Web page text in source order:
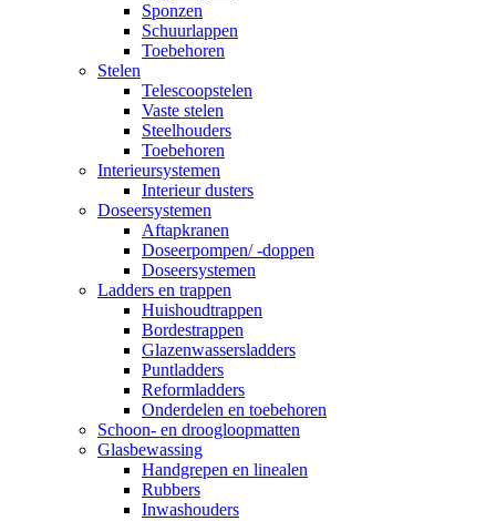
Sponzen
Schuurlappen
Toebehoren
Stelen
Telescoopstelen
Vaste stelen
Steelhouders
Toebehoren
Interieursystemen
Interieur dusters
Doseersystemen
Aftapkranen
Doseerpompen/ -doppen
Doseersystemen
Ladders en trappen
Huishoudtrappen
Bordestrappen
Glazenwassersladders
Puntladders
Reformladders
Onderdelen en toebehoren
Schoon- en droogloopmatten
Glasbewassing
Handgrepen en linealen
Rubbers
Inwashouders